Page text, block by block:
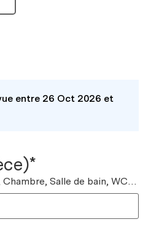
entre 26 Oct 2026 et
Chambre, Salle de bain, WC…